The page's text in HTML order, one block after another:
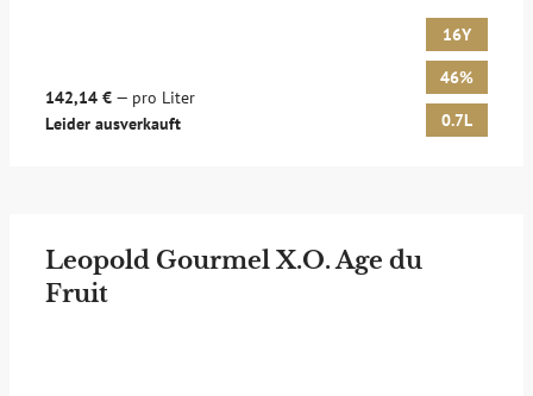
142,14 € — pro Liter
Leider ausverkauft
16Y
46%
0.7L
Leopold Gourmel X.O. Age du
Fruit